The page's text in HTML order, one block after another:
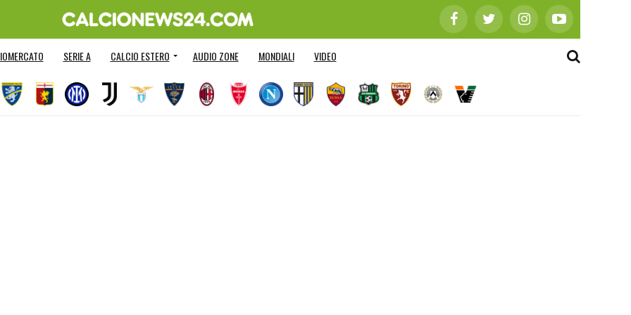
SERIE A CALCIO ESTERO AUDIO ZONE MONDIALI VIDEO